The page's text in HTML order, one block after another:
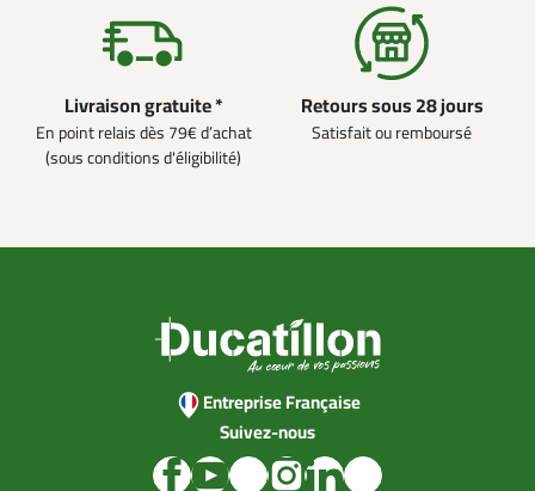
Livraison gratuite *
En point relais dès 79€ d’achat
(sous conditions d'éligibilité)
Retours sous 28 jours
Satisfait ou remboursé
Entreprise Française
Suivez-nous